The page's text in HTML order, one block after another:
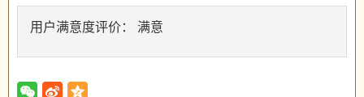
用户满意度评价： 满意